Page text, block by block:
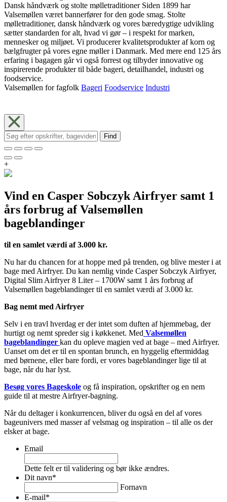
Dansk håndværk og stolte mølletraditioner Siden 1899 har
Valsemøllen været bannerfører for den gode smag. Stolte
mølletraditioner, dansk håndværk og vores bæredygtige udvikling
sætter standarden for alt, hvad vi gør – i respekt for marken,
mennesker og miljøet. Vi producerer kvalitetsprodukter af korn og
bælgfrugter på vores egne møller i Danmark. Med mere end 125 års
erfaring i bagagen går vi også forrest og tilbyder innovative og
inspirerende produkter til både bageri, detailhandel, industri og
foodservice.
Valsemøllen for fagfolk Bageri Foodservice Industri
Find
+
Vind en Casper Sobczyk Airfryer samt 1
års forbrug af Valsemøllen
bageblandinger
til en samlet værdi af 3.000 kr.
Nu har du chancen for at hoppe med på trenden, og blive mester i at
bage med Airfryer. Du kan nemlig vinde Casper Sobczyk Airfryer,
Digital Slim Airfryer 8 Liter – 1700W samt 1 års forbrug af
Valsemøllen bageblandinger til en samlet værdi af 3.000 kr.
Bag nemt med Airfryer
Selv i en travl hverdag er der intet som duften af hjemmebag, der
hurtigt og nemt spreder sig i køkkenet. Med Valsemøllen
bageblandinger kan du opleve magien ved at bage – med Airfryer.
Uanset om det er til en spontan brunch, en hyggelig eftermiddag
med børnene, eller bare fordi, er vores bageblandinger lige til at
bage, når du har lyst.
Besøg vores Bageskole og få inspiration, opskrifter og en nem
guide til at mestre Airfryer-bagning.
Når du deltager i konkurrencen, bliver du også en del af vores
bageunivers med masser af velsmag og inspiration – til alle os der
elsker at bage.
Email
Dette felt er til validering og bør ikke ændres.
Dit navn*
Fornavn
E-mail*